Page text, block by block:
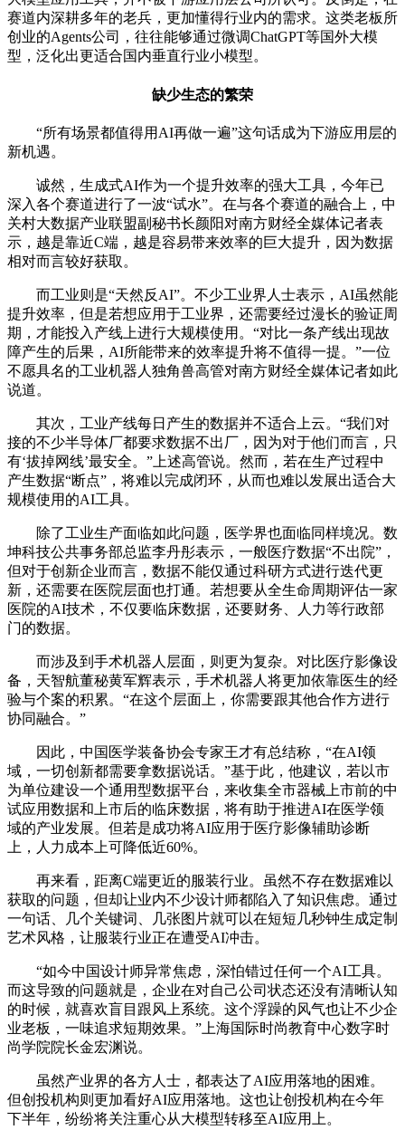
赛道内深耕多年的老兵，更加懂得行业内的需求。这类老板所
创业的Agents公司，往往能够通过微调ChatGPT等国外大模
型，泛化出更适合国内垂直行业小模型。
缺少生态的繁荣
“所有场景都值得用AI再做一遍”这句话成为下游应用层的
新机遇。
诚然，生成式AI作为一个提升效率的强大工具，今年已
深入各个赛道进行了一波“试水”。在与各个赛道的融合上，中
关村大数据产业联盟副秘书长颜阳对南方财经全媒体记者表
示，越是靠近C端，越是容易带来效率的巨大提升，因为数据
相对而言较好获取。
而工业则是“天然反AI”。不少工业界人士表示，AI虽然能
提升效率，但是若想应用于工业界，还需要经过漫长的验证周
期，才能投入产线上进行大规模使用。“对比一条产线出现故
障产生的后果，AI所能带来的效率提升将不值得一提。”一位
不愿具名的工业机器人独角兽高管对南方财经全媒体记者如此
说道。
其次，工业产线每日产生的数据并不适合上云。“我们对
接的不少半导体厂都要求数据不出厂，因为对于他们而言，只
有‘拔掉网线’最安全。”上述高管说。然而，若在生产过程中
产生数据“断点”，将难以完成闭环，从而也难以发展出适合大
规模使用的AI工具。
除了工业生产面临如此问题，医学界也面临同样境况。数
坤科技公共事务部总监李丹彤表示，一般医疗数据“不出院”，
但对于创新企业而言，数据不能仅通过科研方式进行迭代更
新，还需要在医院层面也打通。若想要从全生命周期评估一家
医院的AI技术，不仅要临床数据，还要财务、人力等行政部
门的数据。
而涉及到手术机器人层面，则更为复杂。对比医疗影像设
备，天智航董秘黄军辉表示，手术机器人将更加依靠医生的经
验与个案的积累。“在这个层面上，你需要跟其他合作方进行
协同融合。”
因此，中国医学装备协会专家王才有总结称，“在AI领
域，一切创新都需要拿数据说话。”基于此，他建议，若以市
为单位建设一个通用型数据平台，来收集全市器械上市前的中
试应用数据和上市后的临床数据，将有助于推进AI在医学领
域的产业发展。但若是成功将AI应用于医疗影像辅助诊断
上，人力成本上可降低近60%。
再来看，距离C端更近的服装行业。虽然不存在数据难以
获取的问题，但却让业内不少设计师都陷入了知识焦虑。通过
一句话、几个关键词、几张图片就可以在短短几秒钟生成定制
艺术风格，让服装行业正在遭受AI冲击。
“如今中国设计师异常焦虑，深怕错过任何一个AI工具。
而这导致的问题就是，企业在对自己公司状态还没有清晰认知
的时候，就喜欢盲目跟风上系统。这个浮躁的风气也让不少企
业老板，一味追求短期效果。”上海国际时尚教育中心数字时
尚学院院长金宏渊说。
虽然产业界的各方人士，都表达了AI应用落地的困难。
但创投机构则更加看好AI应用落地。这也让创投机构在今年
下半年，纷纷将关注重心从大模型转移至AI应用上。